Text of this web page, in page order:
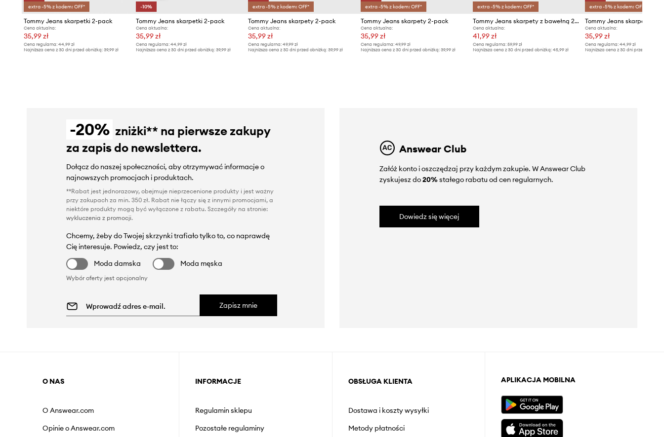
extra -5% z kodem: OFF*
Tommy Jeans skarpetki 2-pack
Cena aktualna:
35,99 zł
Cena regularna: 44,99 zł
Najniższa cena z 30 dni przed obniżką: 39,99 zł
-10%
Tommy Jeans skarpetki 2-pack
Cena aktualna:
35,99 zł
Cena regularna:44,99 zł
Najniższa cena z 30 dni przed obniżką:39,99 zł
extra -5% z kodem: OFF*
Tommy Jeans skarpety 2-pack
Cena aktualna:
35,99 zł
Cena regularna: 49,99 zł
Najniższa cena z 30 dni przed obniżką: 39,99 zł
extra -5% z kodem: OFF*
Tommy Jeans skarpety 2-pack
Cena aktualna:
35,99 zł
Cena regularna: 49,99 zł
Najniższa cena z 30 dni przed obniżką: 39,99 zł
extra -5% z kodem: OFF*
Tommy Jeans skarpety z bawełną 2-pack
Cena aktualna:
41,99 zł
Cena regularna:59,99 zł
Najniższa cena z 30 dni przed obniżką:45,99 zł
extra -5% z kodem: OFF*
Tommy Jeans skarpetki 2-
Cena aktualna:
35,99 zł
Cena regularna: 44,99 zł
Najniższa cena z 30 dni przed obniżką:
-20% zniżki** na pierwsze zakupy
za zapis do newslettera.
Dołącz do naszej społeczności, aby otrzymywać informacje o
najnowszych promocjach i produktach.
**Rabat jest jednorazowy, obejmuje nieprzecenione produkty i jest ważny
przy zakupach za min. 350 zł. Rabat nie łączy się z innymi promocjami, a
niektóre produkty mogą być wyłączone z rabatu. Szczegóły na stronie:
wykluczenia z promocji.
Chcemy, żeby do Twojej skrzynki trafiało tylko to, co naprawdę
Cię interesuje. Powiedz, czy jest to:
Moda damska
Moda męska
Wybór oferty jest opcjonalny
Zapisz mnie
Answear Club
Załóż konto i oszczędzaj przy każdym zakupie. W Answear Club
zyskujesz do20%stałego rabatu od cen regularnych.
Dowiedz się więcej
O NAS
O Answear.com
Opinie o Answear.com
INFORMACJE
Regulamin sklepu
Pozostałe regulaminy
OBSŁUGA KLIENTA
Dostawa i koszty wysyłki
Metody płatności
APLIKACJA MOBILNA